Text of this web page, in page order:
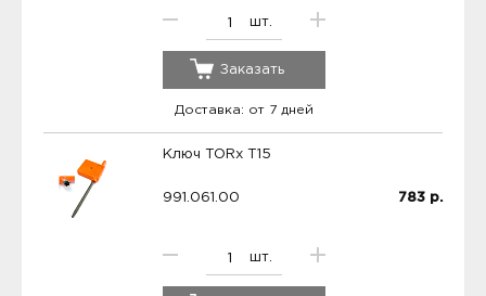
шт.
Заказать
Доставка: от 7 дней
Ключ TORx T15
991.061.00
шт.
783 р.